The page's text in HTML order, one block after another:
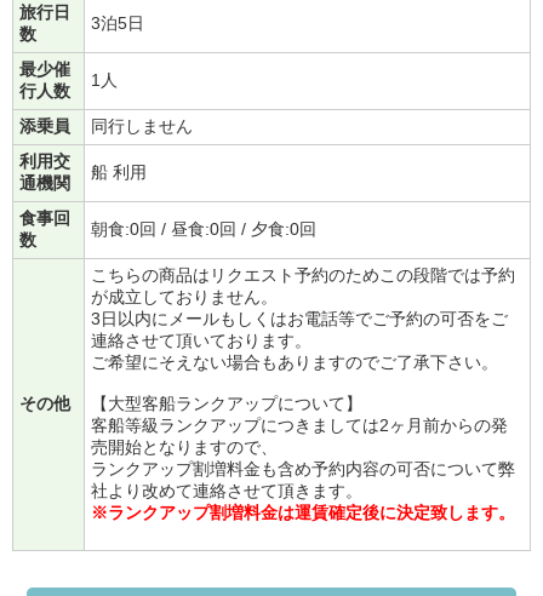
旅行日
数
3泊5日
最少催
行人数
1人
添乗員
同行しません
利用交
通機関
船 利用
食事回
数
朝食:0回 / 昼食:0回 / 夕食:0回
その他
こちらの商品はリクエスト予約のためこの段階では予約
が成立しておりません。
3日以内にメールもしくはお電話等でご予約の可否をご
連絡させて頂いております。
ご希望にそえない場合もありますのでご了承下さい。
【大型客船ランクアップについて】
客船等級ランクアップにつきましては2ヶ月前からの発
売開始となりますので、
ランクアップ割増料金も含め予約内容の可否について弊
社より改めて連絡させて頂きます。
※ランクアップ割増料金は運賃確定後に決定致します。